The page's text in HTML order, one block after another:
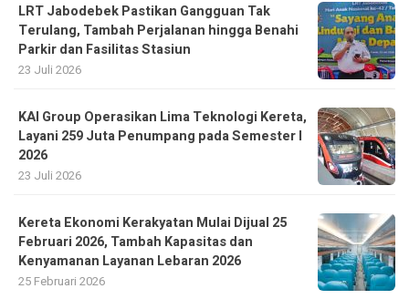
LRT Jabodebek Pastikan Gangguan Tak
Terulang, Tambah Perjalanan hingga Benahi
Parkir dan Fasilitas Stasiun
23 Juli 2026
KAI Group Operasikan Lima Teknologi Kereta,
Layani 259 Juta Penumpang pada Semester I
2026
23 Juli 2026
Kereta Ekonomi Kerakyatan Mulai Dijual 25
Februari 2026, Tambah Kapasitas dan
Kenyamanan Layanan Lebaran 2026
25 Februari 2026